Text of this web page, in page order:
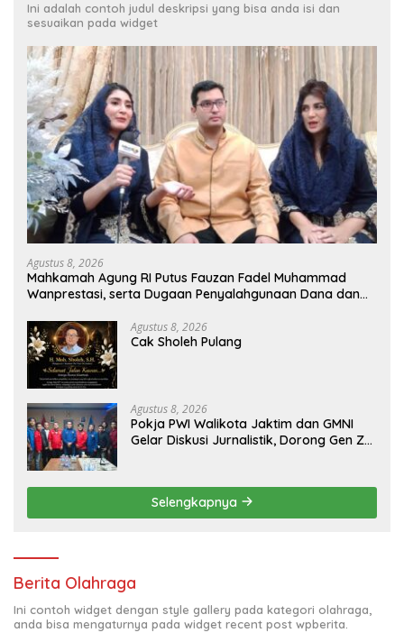
Ini adalah contoh judul deskripsi yang bisa anda isi dan
sesuaikan pada widget
Agustus 8, 2026
Mahkamah Agung RI Putus Fauzan Fadel Muhammad
Wanprestasi, serta Dugaan Penyalahgunaan Dana dan
Agustus 8, 2026
Cak Sholeh Pulang
Agustus 8, 2026
Pokja PWI Walikota Jaktim dan GMNI
Gelar Diskusi Jurnalistik, Dorong Gen Z
Selengkapnya
Berita Olahraga
Ini contoh widget dengan style gallery pada kategori olahraga,
anda bisa mengaturnya pada widget recent post wpberita.